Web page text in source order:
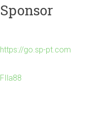
Sponsor
https://go.sp-pt.com
FIla88